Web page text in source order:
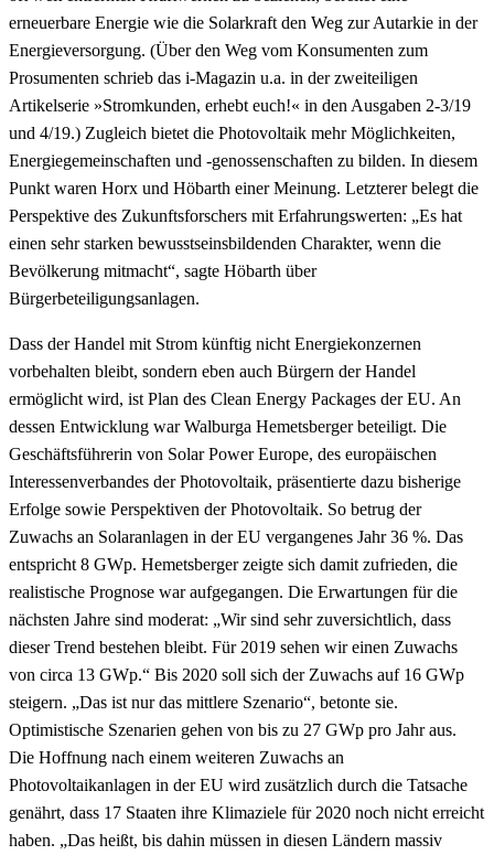
erneuerbare Energie wie die Solarkraft den Weg zur Autarkie in der
Energieversorgung. (Über den Weg vom Konsumenten zum
Prosumenten schrieb das i-Magazin u.a. in der zweiteiligen
Artikelserie »Stromkunden, erhebt euch!« in den Ausgaben 2-3/19
und 4/19.) Zugleich bietet die Photovoltaik mehr Möglichkeiten,
Energiegemeinschaften und -genossenschaften zu bilden. In diesem
Punkt waren Horx und Höbarth einer Meinung. Letzterer belegt die
Perspektive des Zukunftsforschers mit Erfahrungswerten: „Es hat
einen sehr starken bewusstseinsbildenden Charakter, wenn die
Bevölkerung mitmacht“, sagte Höbarth über
Bürgerbeteiligungsanlagen.
Dass der Handel mit Strom künftig nicht Energiekonzernen
vorbehalten bleibt, sondern eben auch Bürgern der Handel
ermöglicht wird, ist Plan des Clean Energy Packages der EU. An
dessen Entwicklung war Walburga Hemetsberger beteiligt. Die
Geschäftsführerin von Solar Power Europe, des europäischen
Interessenverbandes der Photovoltaik, präsentierte dazu bisherige
Erfolge sowie Perspektiven der Photovoltaik. So betrug der
Zuwachs an Solaranlagen in der EU vergangenes Jahr 36 %. Das
entspricht 8 GWp. Hemetsberger zeigte sich damit zufrieden, die
realistische Prognose war aufgegangen. Die Erwartungen für die
nächsten Jahre sind moderat: „Wir sind sehr zuversichtlich, dass
dieser Trend bestehen bleibt. Für 2019 sehen wir einen Zuwachs
von circa 13 GWp.“ Bis 2020 soll sich der Zuwachs auf 16 GWp
steigern. „Das ist nur das mittlere Szenario“, betonte sie.
Optimistische Szenarien gehen von bis zu 27 GWp pro Jahr aus.
Die Hoffnung nach einem weiteren Zuwachs an
Photovoltaikanlagen in der EU wird zusätzlich durch die Tatsache
genährt, dass 17 Staaten ihre Klimaziele für 2020 noch nicht erreicht
haben. „Das heißt, bis dahin müssen in diesen Ländern massiv